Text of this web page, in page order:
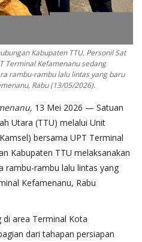
Kabupaten TTU, Personil Sat
Terminal Kefamenanu sedang
rambu-rambu lalu lintas yang baru
Rabu (13/05/2026).
13 Mei 2026 — Satuan
Utara (TTU) melalui Unit
bersama UPT Terminal
Kabupaten TTU melaksanakan
rambu-rambu lalu lintas yang
Kefamenanu, Rabu
di area Terminal Kota
dari tahapan persiapan